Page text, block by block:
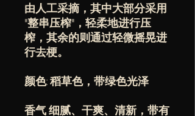
由人工采摘，其中大部分采用
"整串压榨"，轻柔地进行压
榨，其余的则通过轻微摇晃进
行去梗。
颜色: 稻草色，带绿色光泽
香气 细腻、干爽、清新，带有